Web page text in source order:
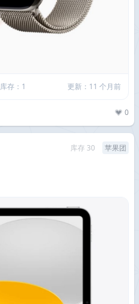
库存：1 更新：11 个月前
0
库存 30 苹果团